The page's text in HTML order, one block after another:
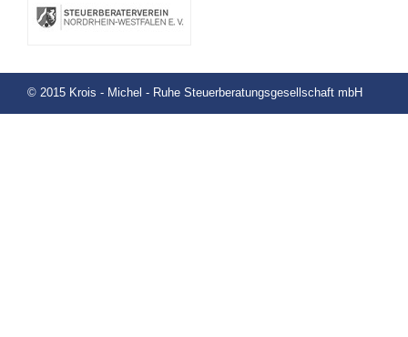
© 2015 Krois - Michel - Ruhe Steuerberatungsgesellschaft mbH